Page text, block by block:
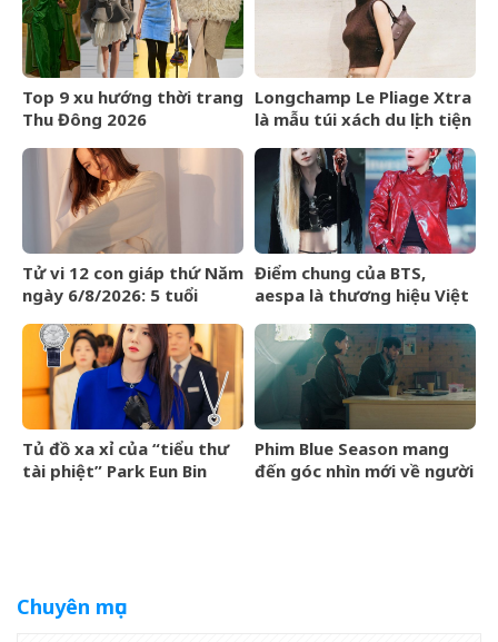
Top 9 xu hướng thời trang
Thu Đông 2026
Longchamp Le Pliage Xtra
là mẫu túi xách du lịch tiện
Tử vi 12 con giáp thứ Năm
ngày 6/8/2026: 5 tuổi
Điểm chung của BTS,
aespa là thương hiệu Việt
Tủ đồ xa xỉ của “tiểu thư
tài phiệt” Park Eun Bin
Phim Blue Season mang
đến góc nhìn mới về người
Chuyên mục